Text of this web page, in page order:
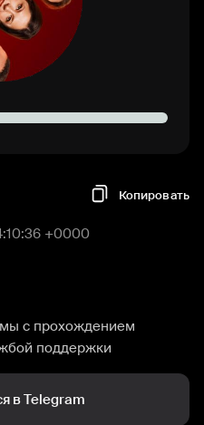
Копировать
+0000
с прохождением
поддержки
в Telegram